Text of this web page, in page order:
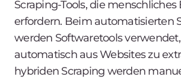
Scraping-Tools, die menschliches
erfordern. Beim automatisierten
werden Softwaretools
automatisch aus Websites zu
hybriden Scraping werden